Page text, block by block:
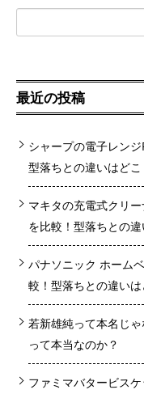
索:
最近の投稿
シャープの電子レンジ
型落ちとの違いはどこ
マキタの充電式クリ
を比較！型落ちとの違
パナソニック ホーム
較！型落ちとの違いは
若新雄純って本名じ
って本当なのか？
ファミマバタービス